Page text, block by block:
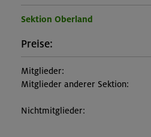
Sektion Oberland
Preise:
Mitglieder:
Mitglieder anderer Sektion:
Nichtmitglieder: